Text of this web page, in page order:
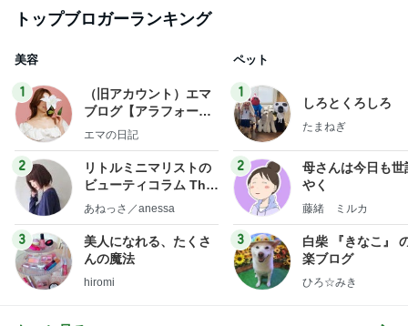
トップブロガーランキング
美容
1
（旧アカウント）エマ
ブログ【アラフォー会
社売却セカンドライ
エマの日記
2
リトルミニマリストの
ビューティコラム The
little minimalist's bea
あねっさ／anessa
3
美人になれる、たくさ
んの魔法
hiromi
ペット
1
しろとくろしろ
たまねぎ
2
母さんは今日も世
やく
藤緒 ミルカ
3
白柴 『きなこ』
楽ブログ
ひろ☆みき